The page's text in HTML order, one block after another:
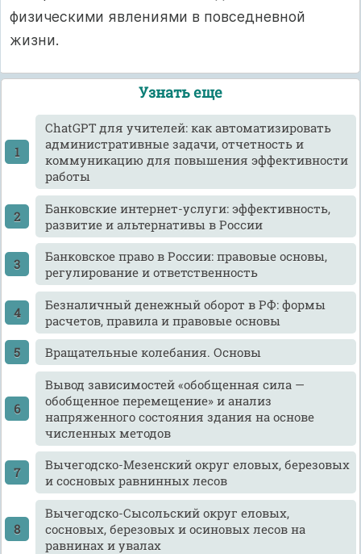
физическими явлениями в повседневной
жизни.
Узнать еще
ChatGPT для учителей: как автоматизировать
административные задачи, отчетность и
коммуникацию для повышения эффективности
работы
Банковские интернет-услуги: эффективность,
развитие и альтернативы в России
Банковское право в России: правовые основы,
регулирование и ответственность
Безналичный денежный оборот в РФ: формы
расчетов, правила и правовые основы
Вращательные колебания. Основы
Вывод зависимостей «обобщенная сила —
обобщенное перемещение» и анализ
напряженного состояния здания на основе
численных методов
Вычегодско-Мезенский округ еловых, березовых
и сосновых равнинных лесов
Вычегодско-Сысольский округ еловых,
сосновых, березовых и осиновых лесов на
равнинах и увалах